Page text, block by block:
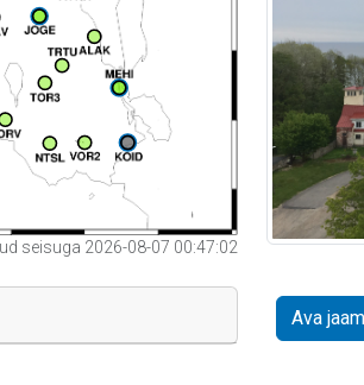
seisuga 2026-08-07 00:47:02
Ava